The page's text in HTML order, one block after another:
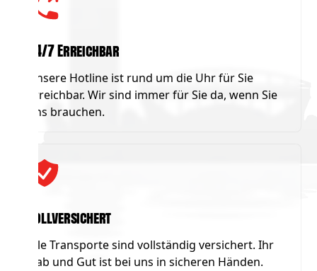
24/7 Erreichbar
Unsere Hotline ist rund um die Uhr für Sie
erreichbar. Wir sind immer für Sie da, wenn Sie
uns brauchen.
Vollversichert
Alle Transporte sind vollständig versichert. Ihr
Hab und Gut ist bei uns in sicheren Händen.